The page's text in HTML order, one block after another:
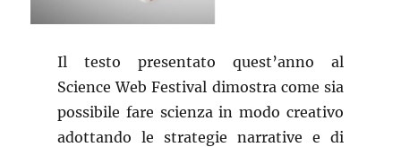
Il testo presentato quest’anno al
Science Web Festival dimostra come sia
possibile fare scienza in modo creativo
adottando le strategie narrative e di